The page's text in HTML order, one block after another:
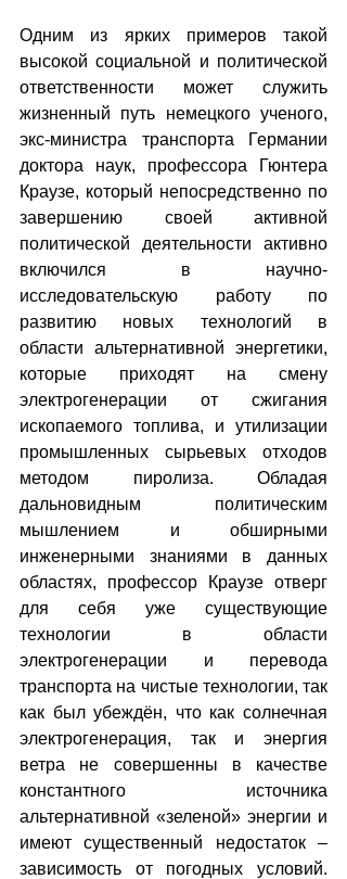
Одним из ярких примеров такой
высокой социальной и политической
ответственности может служить
жизненный путь немецкого ученого,
экс-министра транспорта Германии
доктора наук, профессора Гюнтера
Краузе, который непосредственно по
завершению своей активной
политической деятельности активно
включился в научно-
исследовательскую работу по
развитию новых технологий в
области альтернативной энергетики,
которые приходят на смену
электрогенерации от сжигания
ископаемого топлива, и утилизации
промышленных сырьевых отходов
методом пиролиза. Обладая
дальновидным политическим
мышлением и обширными
инженерными знаниями в данных
областях, профессор Краузе отверг
для себя уже существующие
технологии в области
электрогенерации и перевода
транспорта на чистые технологии, так
как был убеждён, что как солнечная
электрогенерация, так и энергия
ветра не совершенны в качестве
константного источника
альтернативной «зеленой» энергии и
имеют существенный недостаток –
зависимость от погодных условий.